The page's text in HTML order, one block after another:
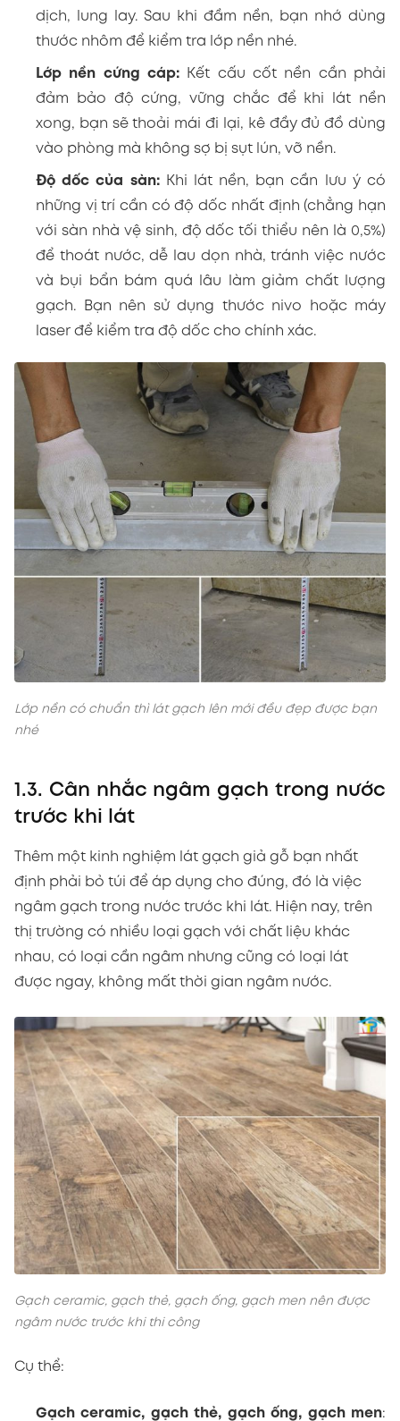
dịch, lung lay. Sau khi đầm nền, bạn nhớ dùng
thước nhôm để kiểm tra lớp nền nhé.
Lớp nền cứng cáp: Kết cấu cốt nền cần phải
đảm bảo độ cứng, vững chắc để khi lát nền
xong, bạn sẽ thoải mái đi lại, kê đầy đủ đồ dùng
vào phòng mà không sợ bị sụt lún, vỡ nền.
Độ dốc của sàn:Khi lát nền, bạn cần lưu ý có
những vị trí cần có độ dốc nhất định (chẳng hạn
với sàn nhà vệ sinh, độ dốc tối thiểu nên là 0,5%)
để thoát nước, dễ lau dọn nhà, tránh việc nước
và bụi bẩn bám quá lâu làm giảm chất lượng
gạch. Bạn nên sử dụng thước nivo hoặc máy
laser để kiểm tra độ dốc cho chính xác.
Lớp nền có chuẩn thì lát gạch lên mới đều đẹp được bạn
nhé
1.3. Cân nhắc ngâm gạch trong nước
trước khi lát
Thêm một kinh nghiệm lát gạch giả gỗ bạn nhất
định phải bỏ túi để áp dụng cho đúng, đó là việc
ngâm gạch trong nước trước khi lát. Hiện nay, trên
thị trường có nhiều loại gạch với chất liệu khác
nhau, có loại cần ngâm nhưng cũng có loại lát
được ngay, không mất thời gian ngâm nước.
Gạch ceramic, gạch thẻ, gạch ống, gạch men nên được
ngâm nước trước khi thi công
Cụ thể:
Gạch ceramic, gạch thẻ, gạch ống, gạch men: